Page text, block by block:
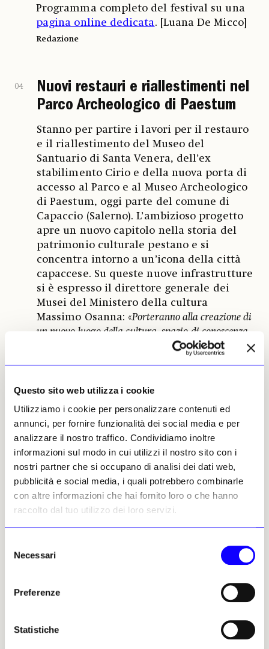
Questo sito web utilizza i cookie
Utilizziamo i cookie per personalizzare contenuti ed
annunci, per fornire funzionalità dei social media e per
analizzare il nostro traffico. Condividiamo inoltre
informazioni sul modo in cui utilizzi il nostro sito con i
nostri partner che si occupano di analisi dei dati web,
pubblicità e social media, i quali potrebbero combinarle
con altre informazioni che hai fornito loro o che hanno
raccolto dal tuo utilizzo dei loro servizi.
delNecessari
Preferenze
Statistiche
Programma completo del festival su una
pagina online dedicata. [Luana De Micco]
Redazione
04
Nuovi restauri e riallestimenti nel
Parco Archeologico di Paestum
Stanno per partire i lavori per il restauro
e il riallestimento del Museo del
Santuario di Santa Venera, dell’ex
stabilimento Cirio e della nuova porta di
accesso al Parco e al Museo Archeologico
di Paestum, oggi parte del comune di
Capaccio (Salerno). L’ambizioso progetto
apre un nuovo capitolo nella storia del
patrimonio culturale pestano e si
concentra intorno a un’icona della città
capaccese. Su queste nuove infrastrutture
si è espresso il direttore generale dei
Musei del Ministero della cultura
Massimo Osanna: «Porteranno alla creazione di
un nuovo luogo della cultura, spazio di conoscenza,
apprendimento e ispirazione per le comunità del
Redazione
05
I numeri della 26ma edizione di
Paris Photo
La 26a edizione di Paris Photo, che ha
ospitato 191 gallerie ed editori da tutto il
mondo, ha attirato al Grand Palais
Éphémère di Parigi un pubblico
collezionisti e appassionati. Una
caratteristica sorprendente dell’edizione
di quest’anno è stata il nuovo settore
digitale che ha messo in mostra una
gli artisti nel loro approccio alla